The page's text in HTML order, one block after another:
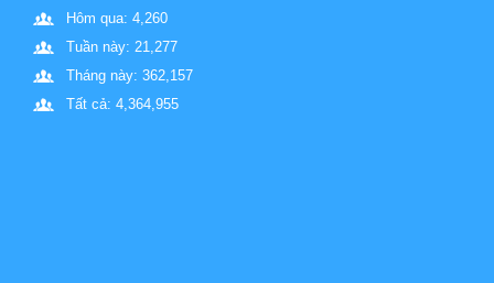
Hôm qua: 4,260
Tuần này: 21,277
Tháng này: 362,157
Tất cả: 4,364,955